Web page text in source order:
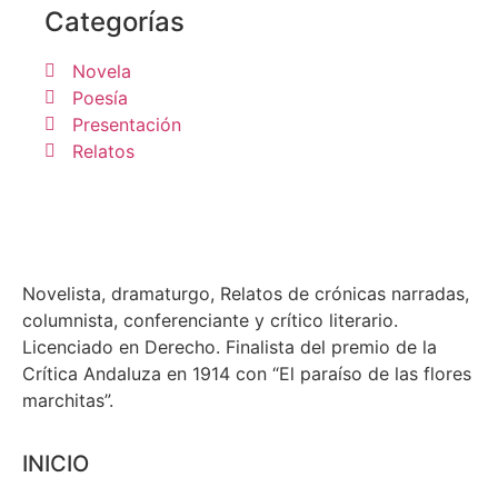
Categorías
Novela
Poesía
Presentación
Relatos
Novelista, dramaturgo, Relatos de crónicas narradas,
columnista, conferenciante y crítico literario.
Licenciado en Derecho. Finalista del premio de la
Crítica Andaluza en 1914 con “El paraíso de las flores
marchitas”.
INICIO